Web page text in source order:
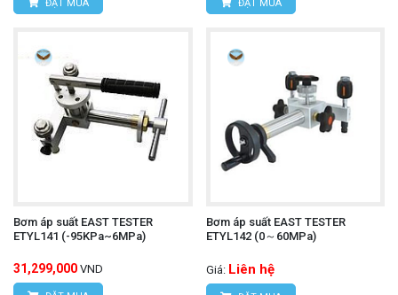
ĐẶT MUA ĐẶT MUA
Bơm áp suất EAST TESTER
ETYL141 (-95KPa~6MPa)
31,299,000 VND
Bơm áp suất EAST TESTER
ETYL142 (0～60MPa)
Giá: Liên hệ